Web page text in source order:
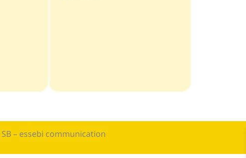
SB – essebi communication